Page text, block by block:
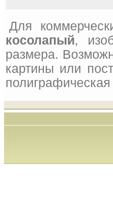
Для
косолапый,
размера.
картины или